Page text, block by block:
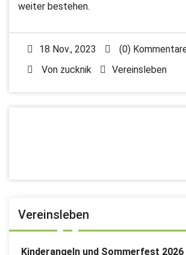
weiter bestehen.
18 Nov., 2023
(0)
Von zucknik Vereinsleben
Vereinsleben
Kinderangeln und Sommerfest 2026